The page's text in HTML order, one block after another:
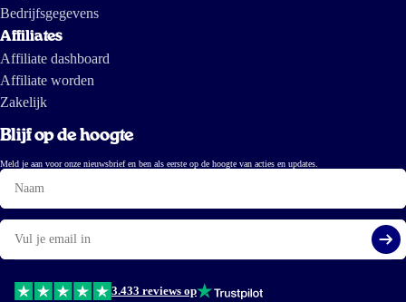
Bedrijfsgegevens
Affiliates
Affiliate dashboard
Affiliate worden
Zakelijk
Blijf op de hoogte
Meld je aan voor onze nieuwsbrief en ben als eerste op de hoogte van acties en updates.
Naam
E-
mail
3.433 reviews op